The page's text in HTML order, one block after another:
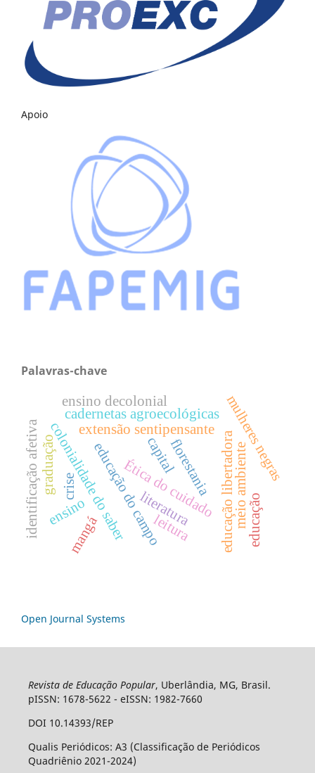
Apoio
Palavras-chave
extensão sentipensante
colonialidade do saber educação libertadora
florestania
Ética do cuidado
educação do campo
cadernetas agroecológicas
crise
capital meio ambiente
ensino decolonial
ensino
graduação
literatura educação
mulheres negras
mangá leitura
identificação afetiva
Open Journal Systems
Revista de Educação Popular, Uberlândia, MG, Brasil.
pISSN: 1678-5622 - eISSN: 1982-7660
DOI 10.14393/REP
Qualis Periódicos: A3 (Classificação de Periódicos
Quadriênio 2021-2024)